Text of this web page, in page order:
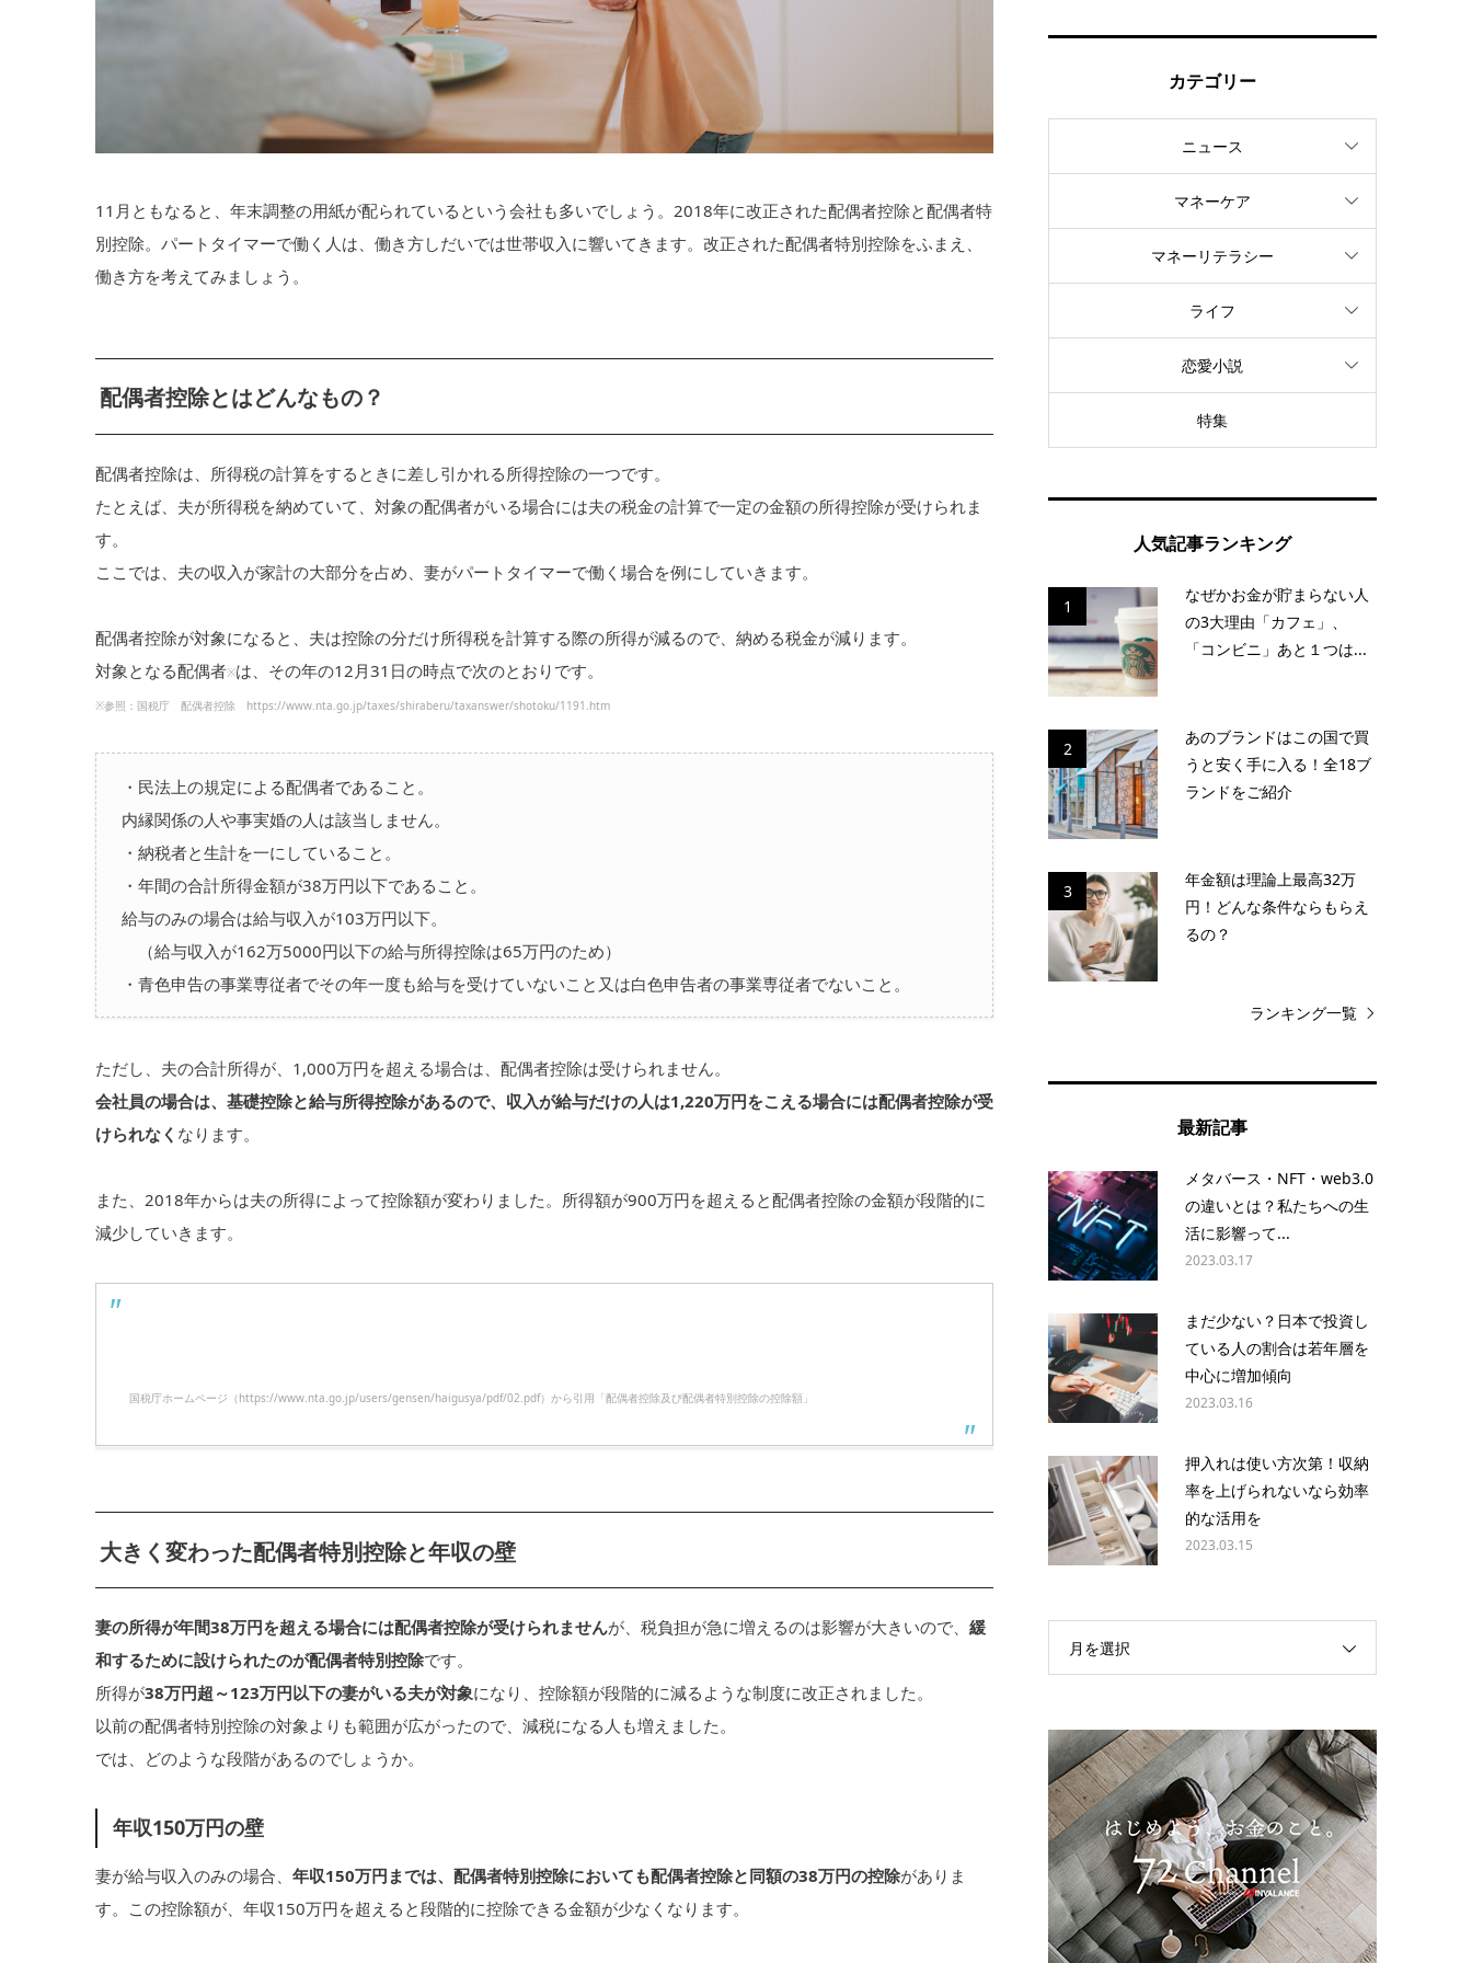
11月ともなると、年末調整の用紙が配られているという会社も多いでしょう。2018年に改正された配偶者控除と配偶者特
別控除。パートタイマーで働く人は、働き方しだいでは世帯収入に響いてきます。改正された配偶者特別控除をふまえ、
働き方を考えてみましょう。
配偶者控除とはどんなもの？
配偶者控除は、所得税の計算をするときに差し引かれる所得控除の一つです。
たとえば、夫が所得税を納めていて、対象の配偶者がいる場合には夫の税金の計算で一定の金額の所得控除が受けられま
す。
ここでは、夫の収入が家計の大部分を占め、妻がパートタイマーで働く場合を例にしていきます。
配偶者控除が対象になると、夫は控除の分だけ所得税を計算する際の所得が減るので、納める税金が減ります。
対象となる配偶者※は、その年の12月31日の時点で次のとおりです。
※参照：国税庁 配偶者控除 https://www.nta.go.jp/taxes/shiraberu/taxanswer/shotoku/1191.htm
・民法上の規定による配偶者であること。
内縁関係の人や事実婚の人は該当しません。
・納税者と生計を一にしていること。
・年間の合計所得金額が38万円以下であること。
給与のみの場合は給与収入が103万円以下。
（給与収入が162万5000円以下の給与所得控除は65万円のため）
・青色申告の事業専従者でその年一度も給与を受けていないこと又は白色申告者の事業専従者でないこと。
ただし、夫の合計所得が、1,000万円を超える場合は、配偶者控除は受けられません。
会社員の場合は、基礎控除と給与所得控除があるので、収入が給与だけの人は1,220万円をこえる場合には配偶者控除が受
けられなく なります。
また、2018年からは夫の所得によって控除額が変わりました。所得額が900万円を超えると配偶者控除の金額が段階的に
減少していきます。
国税庁ホームページ（https://www.nta.go.jp/users/gensen/haigusya/pdf/02.pdf）から引用「配偶者控除及び配偶者特別控除の控除額」
大きく変わった配偶者特別控除と年収の壁
妻の所得が年間38万円を超える場合には配偶者控除が受けられませんが、税負担が急に増えるのは影響が大きいので、 緩
和するために設けられたのが配偶者特別控除です。
所得が38万円超～123万円以下の妻がいる夫が対象になり、控除額が段階的に減るような制度に改正されました。
以前の配偶者特別控除の対象よりも範囲が広がったので、減税になる人も増えました。
では、どのような段階があるのでしょうか。
年収150万円の壁
妻が給与収入のみの場合、 年収150万円までは、配偶者特別控除においても配偶者控除と同額の38万円の控除がありま
す。この控除額が、年収150万円を超えると段階的に控除できる金額が少なくなります。
カテゴリー
ニュース
マネーケア
マネーリテラシー
ライフ
恋愛小説
特集
人気記事ランキング
1
なぜかお金が貯まらない人
の3大理由「カフェ」、
「コンビニ」あと１つは...
2
あのブランドはこの国で買
うと安く手に入る！全18ブ
ランドをご紹介
3
年金額は理論上最高32万
円！どんな条件ならもらえ
るの？
ランキング一覧
最新記事
メタバース・NFT・web3.0
の違いとは？私たちへの生
活に影響って...
2023.03.17
まだ少ない？日本で投資し
ている人の割合は若年層を
中心に増加傾向
2023.03.16
押入れは使い方次第！収納
率を上げられないなら効率
的な活用を
2023.03.15
月を選択